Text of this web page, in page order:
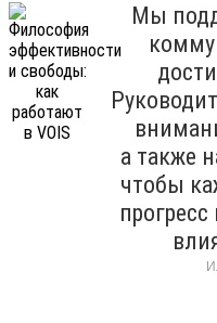
Мы
а также
чтобы